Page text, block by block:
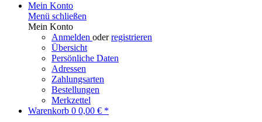
Mein Konto
Menü schließen
Mein Konto
Anmelden oderregistrieren
Übersicht
Persönliche Daten
Adressen
Zahlungsarten
Bestellungen
Merkzettel
Warenkorb 0 0,00 € *